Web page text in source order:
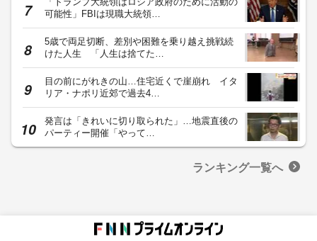
可能性」FBIは現職大統領…
5歳で両足切断、差別や困難を乗り越え挑戦続
けた人生 「人生は捨てた…
目の前にがれきの山…住宅近くで崖崩れ イタ
リア・ナポリ近郊で過去4…
発言は「きれいに切り取られた」…地震直後の
パーティー開催「やって…
ランキング一覧へ